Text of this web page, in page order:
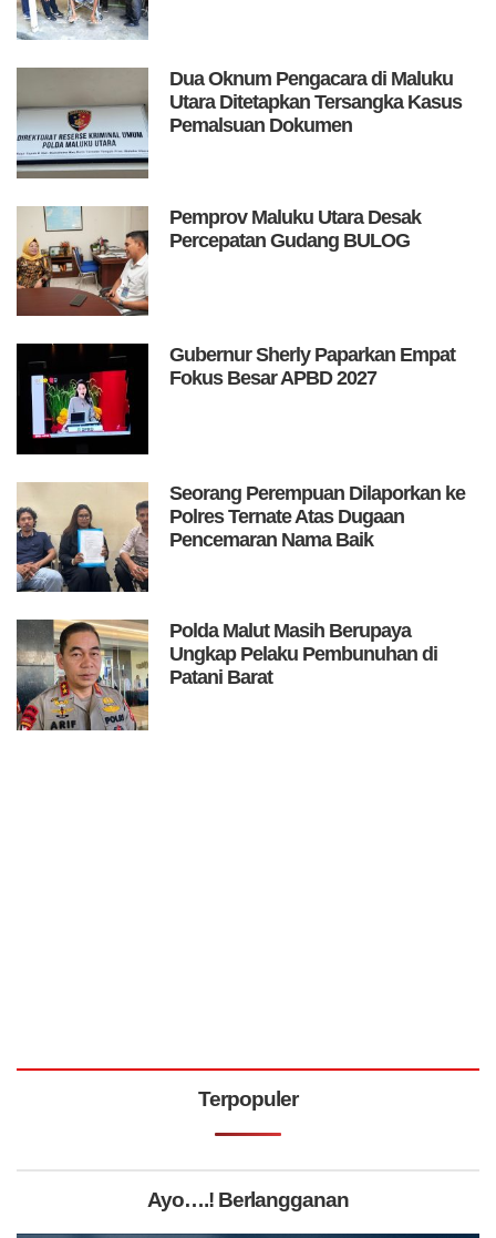
Dua Oknum Pengacara di Maluku
Utara Ditetapkan Tersangka Kasus
Pemalsuan Dokumen
Pemprov Maluku Utara Desak
Percepatan Gudang BULOG
Gubernur Sherly Paparkan Empat
Fokus Besar APBD 2027
Seorang Perempuan Dilaporkan ke
Polres Ternate Atas Dugaan
Pencemaran Nama Baik
Polda Malut Masih Berupaya
Ungkap Pelaku Pembunuhan di
Patani Barat
Terpopuler
Ayo….! Berlangganan